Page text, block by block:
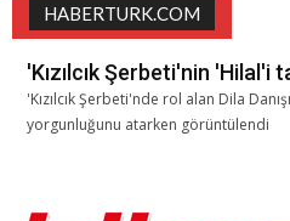
HABERTURK.COM
'Kızılcık Şerbeti'nin 'Hilal'i
'Kızılcık Şerbeti'nde rol alan Dila
yorgunluğunu atarken görüntülendi